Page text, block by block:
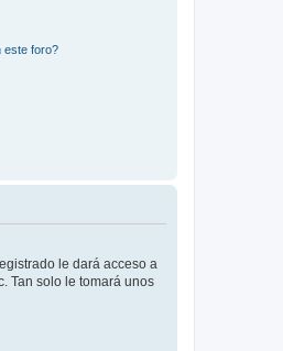
este foro?
le dará acceso a
Tan solo le tomará unos